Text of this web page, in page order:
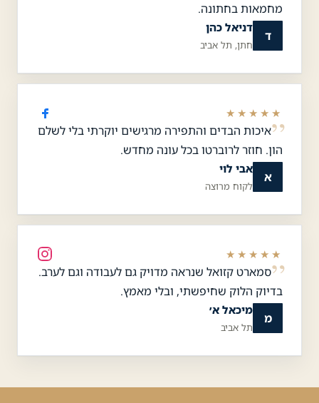
מחמאות בחתונה.
ד
דניאל כהן
חתן, תל אביב
★★★★★
איכות הבדים והתפירה מרגישים יוקרתי בלי לשלם
הון. חוזר לרוברטו בכל עונה מחדש.
א
אבי לוי
לקוח מרוצה
★★★★★
סמארט קזואל שנראה מדויק גם לעבודה וגם לערב.
בדיוק הלוק שחיפשתי, ובלי מאמץ.
מ
מיכאל א׳
תל אביב